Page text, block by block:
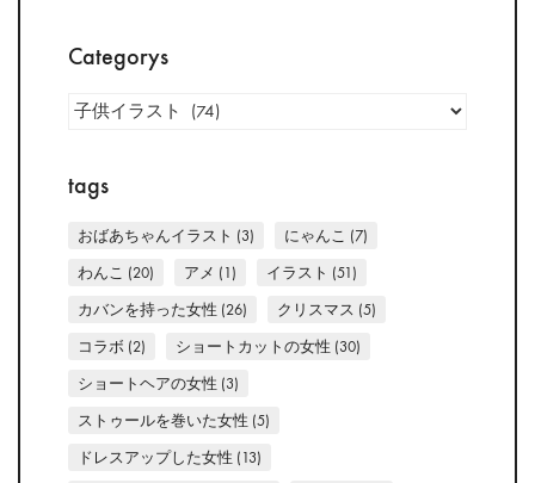
Categorys
tags
おばあちゃんイラスト (3) にゃんこ (7)
わんこ (20) アメ (1) イラスト (51)
カバンを持った女性 (26) クリスマス (5)
コラボ (2) ショートカットの女性 (30)
ショートヘアの女性 (3)
ストゥールを巻いた女性 (5)
ドレスアップした女性 (13)